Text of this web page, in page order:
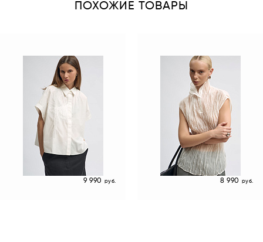
ПОХОЖИЕ ТОВАРЫ
9 990 руб. 8 990 руб.